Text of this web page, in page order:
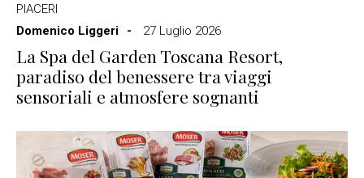
PIACERI
Domenico Liggeri
27 Luglio 2026
La Spa del Garden Toscana Resort,
paradiso del benessere tra viaggi
sensoriali e atmosfere sognanti